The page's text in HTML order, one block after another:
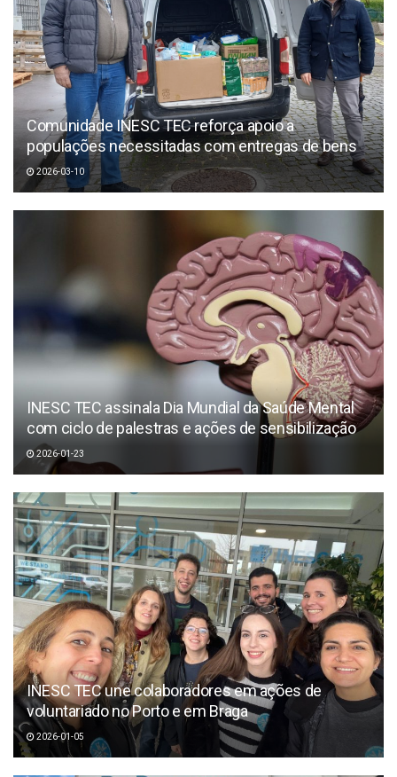
Comunidade INESC TEC reforça apoio a
populações necessitadas com entregas de bens
2026-03-10
INESC TEC assinala Dia Mundial da Saúde Mental
com ciclo de palestras e ações de sensibilização
2026-01-23
INESC TEC une colaboradores em ações de
voluntariado no Porto e em Braga
2026-01-05